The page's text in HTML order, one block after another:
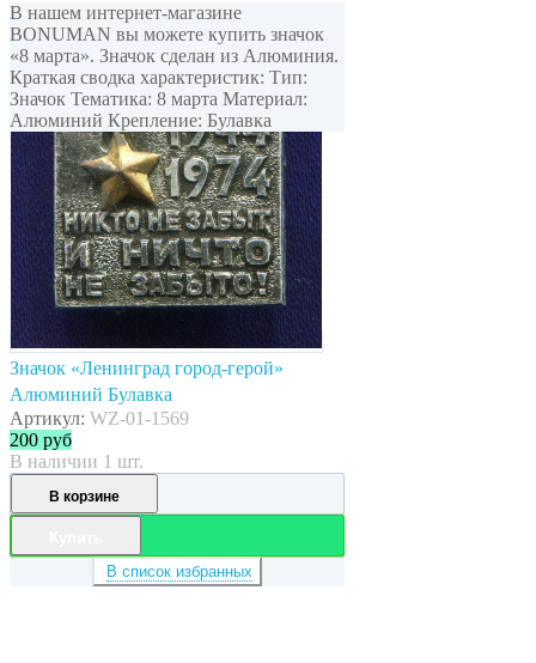
В нашем интернет-магазине
BONUMAN вы можете купить значок
«8 марта». Значок сделан из Алюминия.
Краткая сводка характеристик: Тип:
Значок Тематика: 8 марта Материал:
Алюминий Крепление: Булавка
Значок «Ленинград город-герой»
Алюминий Булавка
Артикул: WZ-01-1569
200 руб
В наличии 1 шт.
В корзине
В список избранных